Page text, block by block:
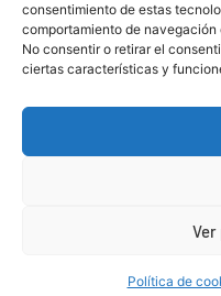
consentimiento de estas
comportamiento de
No consentir o retirar el
ciertas características y
Política de
© Copyright 2026.